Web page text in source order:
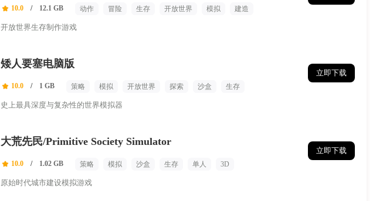
10.0 / 12.1 GB 动作 冒险 生存 开放世界 模拟 建造
开放世界生存制作游戏
矮人要塞电脑版
10.0 / 1 GB 策略 模拟 开放世界 探索 沙盒 生存
史上最具深度与复杂性的世界模拟器
立即下载
大荒先民/Primitive Society Simulator
10.0 / 1.02 GB 策略 模拟 沙盒 生存 单人 3D
原始时代城市建设模拟游戏
立即下载